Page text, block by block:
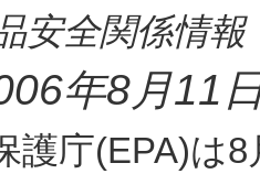
安全関係情報
年8月11
庁(EPA)は8